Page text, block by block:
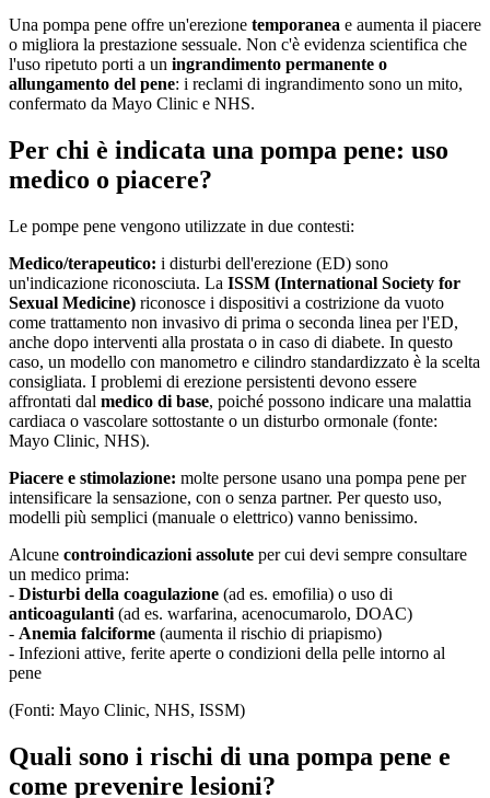
Una pompa pene offre un'erezione temporanea e aumenta il piacere
o migliora la prestazione sessuale. Non c'è evidenza scientifica che
l'uso ripetuto porti a un ingrandimento permanente o
allungamento del pene: i reclami di ingrandimento sono un mito,
confermato da Mayo Clinic e NHS.
Per chi è indicata una pompa pene: uso
medico o piacere?
Le pompe pene vengono utilizzate in due contesti:
Medico/terapeutico: i disturbi dell'erezione (ED) sono
un'indicazione riconosciuta. La ISSM (International Society for
Sexual Medicine) riconosce i dispositivi a costrizione da vuoto
come trattamento non invasivo di prima o seconda linea per l'ED,
anche dopo interventi alla prostata o in caso di diabete. In questo
caso, un modello con manometro e cilindro standardizzato è la scelta
consigliata. I problemi di erezione persistenti devono essere
affrontati dal medico di base, poiché possono indicare una malattia
cardiaca o vascolare sottostante o un disturbo ormonale (fonte:
Mayo Clinic, NHS).
Piacere e stimolazione: molte persone usano una pompa pene per
intensificare la sensazione, con o senza partner. Per questo uso,
modelli più semplici (manuale o elettrico) vanno benissimo.
Alcune controindicazioni assolute per cui devi sempre consultare
un medico prima:
- Disturbi della coagulazione (ad es. emofilia) o uso di
anticoagulanti (ad es. warfarina, acenocumarolo, DOAC)
- Anemia falciforme (aumenta il rischio di priapismo)
- Infezioni attive, ferite aperte o condizioni della pelle intorno al
pene
(Fonti: Mayo Clinic, NHS, ISSM)
Quali sono i rischi di una pompa pene e
come prevenire lesioni?